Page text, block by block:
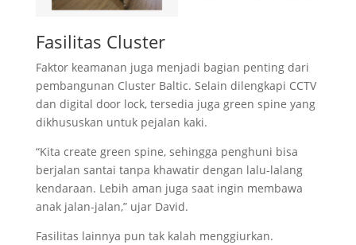
Fasilitas Cluster
Faktor keamanan juga menjadi bagian penting dari
pembangunan Cluster Baltic. Selain dilengkapi CCTV
dan digital door lock, tersedia juga green spine yang
dikhususkan untuk pejalan kaki.
“Kita create green spine, sehingga penghuni bisa
berjalan santai tanpa khawatir dengan lalu-lalang
kendaraan. Lebih aman juga saat ingin membawa
anak jalan-jalan,” ujar David.
Fasilitas lainnya pun tak kalah menggiurkan.